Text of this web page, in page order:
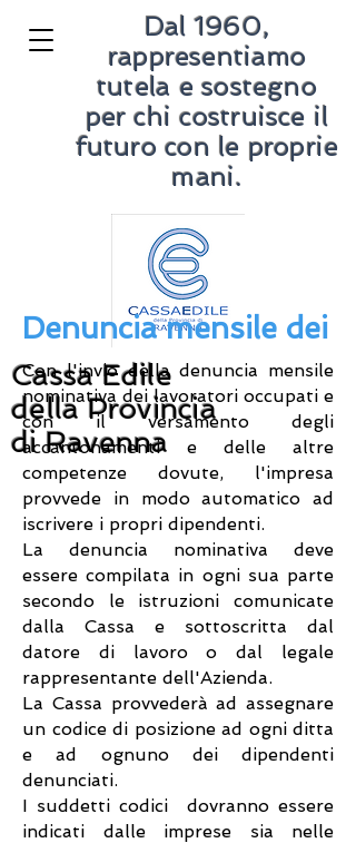
Cassa Edile
della Provincia
di Ravenna
Dal 1960,
rappresentiamo
tutela e sostegno
per chi costruisce il
futuro con le proprie
mani.
Denuncia mensile dei
Con l'invio della denuncia mensile
nominativa dei lavoratori occupati e
con il versamento degli
accantonamenti e delle altre
competenze dovute, l'impresa
provvede in modo automatico ad
iscrivere i propri dipendenti.
La denuncia nominativa deve
essere compilata in ogni sua parte
secondo le istruzioni comunicate
dalla Cassa e sottoscritta dal
datore di lavoro o dal legale
rappresentante dell'Azienda.
La Cassa provvederà ad assegnare
un codice di posizione ad ogni ditta
e ad ognuno dei dipendenti
denunciati.
I suddetti codici dovranno essere
indicati dalle imprese sia nelle